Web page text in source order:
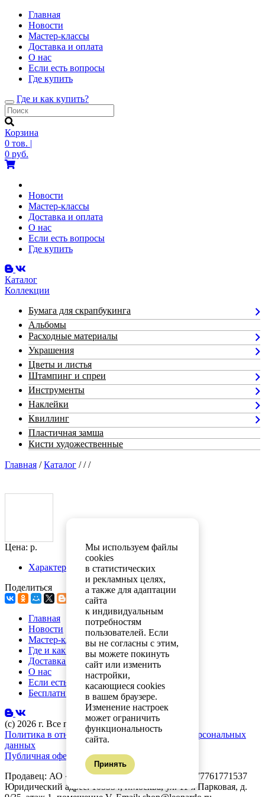
Главная
Новости
Мастер-классы
Доставка и оплата
О нас
Если есть вопросы
Где купить
Toggle
navigation
Где и как купить?
Корзина
0 тов. |
0 руб.
Новости
Мастер-классы
Доставка и оплата
О нас
Если есть вопросы
Где купить
Каталог
Коллекции
Бумага для скрапбукинга
Альбомы
Расходные материалы
Украшения
Цветы и листья
Штампинг и спреи
Инструменты
Наклейки
Квиллинг
Пластичная замша
Кисти художественные
Главная /Каталог ///
Цена: р.
Характеристики
Поделиться
Главная
Новости
Мастер-классы
Где и как купить
Доставка и оплата
О нас
Если есть вопросы
Бесплатный каталог
(с) 2026 г. Все права защищены.
Политика в отношении обработки и защиты персональных
данных
Публичная оферта
Продавец: АО «Планета увлечений» ОГРН: 1077761771537
Юридический адрес: 105554, г.Москва, ул. 11-я Парковая, д.
Мы используем файлы
cookies
в статистических
и рекламных целях,
а также для адаптации
сайта
к индивидуальным
потребностям
пользователей. Если
вы не согласны с этим,
вы можете покинуть
сайт или изменить
настройки,
касающиеся cookies
в вашем браузере.
Изменение настроек
может ограничить
функциональность
сайта.
Принять